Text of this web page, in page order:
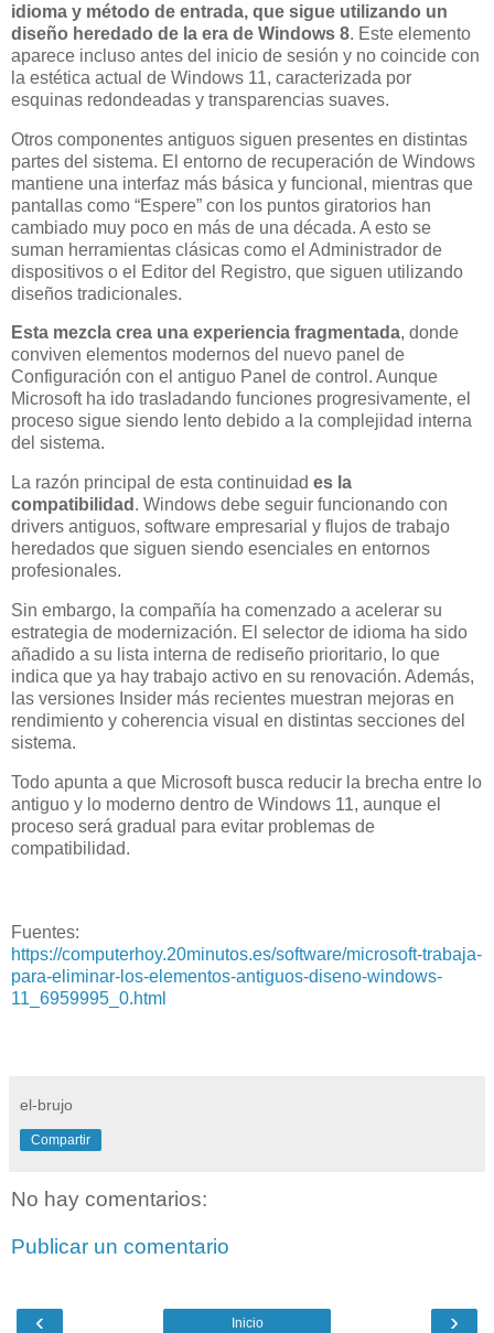
idioma y método de entrada, que sigue utilizando un
diseño heredado de la era de Windows 8. Este elemento
aparece incluso antes del inicio de sesión y no coincide con
la estética actual de Windows 11, caracterizada por
esquinas redondeadas y transparencias suaves.
Otros componentes antiguos siguen presentes en distintas
partes del sistema. El entorno de recuperación de Windows
mantiene una interfaz más básica y funcional, mientras que
pantallas como “Espere” con los puntos giratorios han
cambiado muy poco en más de una década. A esto se
suman herramientas clásicas como el Administrador de
dispositivos o el Editor del Registro, que siguen utilizando
diseños tradicionales.
Esta mezcla crea una experiencia fragmentada, donde
conviven elementos modernos del nuevo panel de
Configuración con el antiguo Panel de control. Aunque
Microsoft ha ido trasladando funciones progresivamente, el
proceso sigue siendo lento debido a la complejidad interna
del sistema.
La razón principal de esta continuidad es la
compatibilidad . Windows debe seguir funcionando con
drivers antiguos, software empresarial y flujos de trabajo
heredados que siguen siendo esenciales en entornos
profesionales.
Sin embargo, la compañía ha comenzado a acelerar su
estrategia de modernización. El selector de idioma ha sido
añadido a su lista interna de rediseño prioritario, lo que
indica que ya hay trabajo activo en su renovación. Además,
las versiones Insider más recientes muestran mejoras en
rendimiento y coherencia visual en distintas secciones del
sistema.
Todo apunta a que Microsoft busca reducir la brecha entre lo
antiguo y lo moderno dentro de Windows 11, aunque el
proceso será gradual para evitar problemas de
compatibilidad.
Fuentes:
https://computerhoy.20minutos.es/software/microsoft-trabaja-
para-eliminar-los-elementos-antiguos-diseno-windows-
11_6959995_0.html
el-brujo
Compartir
No hay comentarios:
Publicar un comentario
‹ ›
Inicio